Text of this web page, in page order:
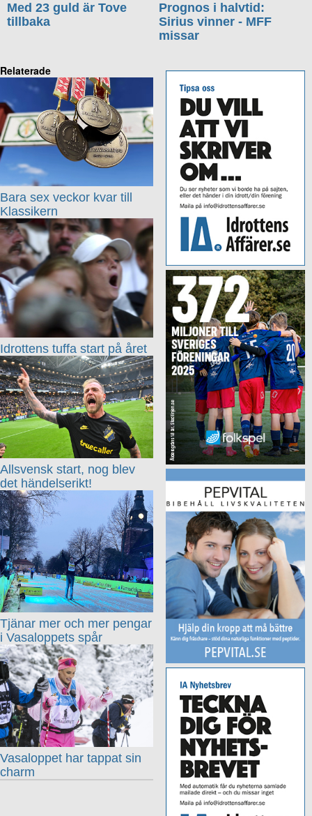
Med 23 guld är Tove
tillbaka
Prognos i halvtid:
Sirius vinner - MFF
missar
Relaterade
Bara sex veckor kvar till
Klassikern
Idrottens tuffa start på året
Allsvensk start, nog blev
det händelserikt!
Tjänar mer och mer pengar
i Vasaloppets spår
Vasaloppet har tappat sin
charm